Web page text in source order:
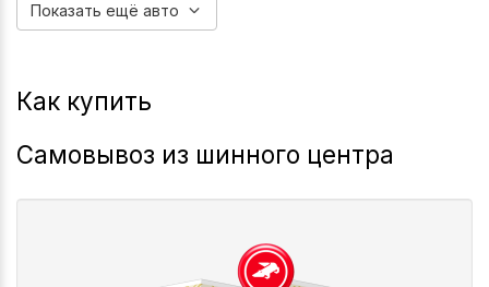
Показать ещё авто
Как купить
Самовывоз из шинного центра